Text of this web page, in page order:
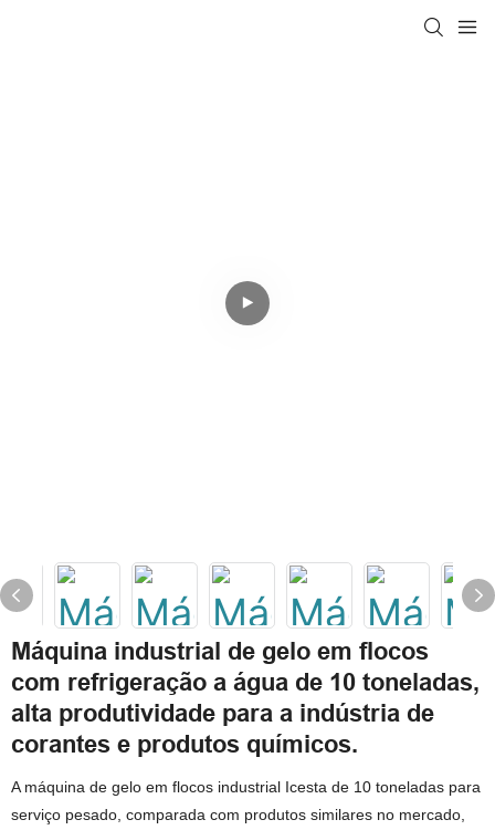
Máquina industrial de gelo em flocos
com refrigeração a água de 10 toneladas,
alta produtividade para a indústria de
corantes e produtos químicos.
A máquina de gelo em flocos industrial Icesta de 10 toneladas para
serviço pesado, comparada com produtos similares no mercado,